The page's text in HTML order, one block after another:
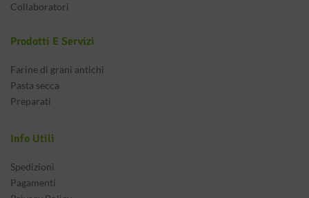
Collaboratori
Prodotti E Servizi
Farine di grani antichi
Pasta secca
Preparati
Info Utili
Spedizioni
Pagamenti